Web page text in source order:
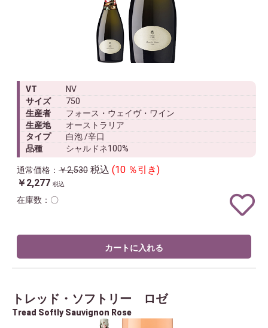
VT
NV
サイズ
750
生産者
フォース・ウェイヴ・ワイン
生産地
オーストラリア
タイプ
白泡 /辛口
品種
シャルドネ100%
通常価格： ￥2,530 税込 (10 ％引き)
￥2,277 税込
在庫数：〇
カートに入れる
トレッド・ソフトリー ロゼ
Tread Softly Sauvignon Rose